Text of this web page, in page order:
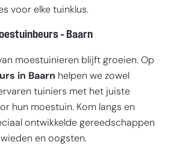
voor elke tuinklus.
– Baarn
moestuinieren blijft groeien. Op
in Baarn helpen we zowel
tuiniers met het juiste
hun moestuin. Kom langs en
ontwikkelde gereedschappen
en oogsten.